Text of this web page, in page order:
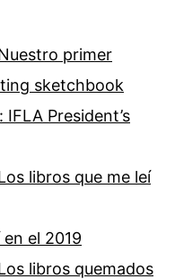
primer
sketchbook
President’s
libros que me leí
el 2019
libros quemados